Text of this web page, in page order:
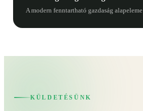
A modern fenntartható gazdaság alapeleme
KÜLDETÉSÜNK